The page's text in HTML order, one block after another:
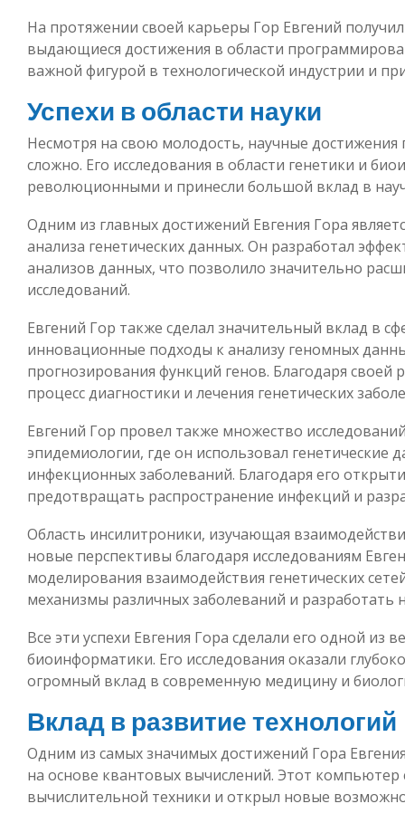
На протяжении своей карьеры Гор Евгений
выдающиеся достижения в области
важной фигурой в технологической индустрии и
Успехи в области науки
Несмотря на свою молодость, научные достижения
сложно. Его исследования в области генетики и
революционными и принесли большой вклад в
Одним из главных достижений Евгения Гора
анализа генетических данных. Он разработал
анализов данных, что позволило значительно
исследований.
Евгений Гор также сделал значительный вклад в
инновационные подходы к анализу геномных
прогнозирования функций генов. Благодаря своей
процесс диагностики и лечения генетических
Евгений Гор провел также множество
эпидемиологии, где он использовал генетические
инфекционных заболеваний. Благодаря его
предотвращать распространение инфекций и
Область инсилитроники, изучающая
новые перспективы благодаря исследованиям
моделирования взаимодействия генетических
механизмы различных заболеваний и разработать
Все эти успехи Евгения Гора сделали его одной из
биоинформатики. Его исследования оказали
огромный вклад в современную медицину и
Вклад в развитие технологий
Одним из самых значимых достижений Гора
на основе квантовых вычислений. Этот
вычислительной техники и открыл новые